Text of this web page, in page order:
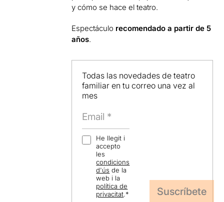
y cómo se hace el teatro.
Espectáculo recomendado a partir de 5
años.
Todas las novedades de teatro
familiar en tu correo una vez al
mes
He llegit i
accepto
les
condicions
d'ús de la
web i la
política de
privacitat.*